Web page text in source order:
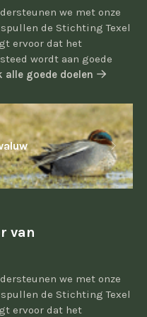
we met onze
de Stichting Texel
ervoor dat het
wordt aan goede
alle goede doelen
van
we met onze
de Stichting Texel
ervoor dat het